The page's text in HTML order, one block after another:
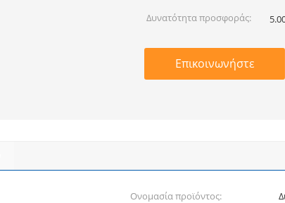
Δυνατότητα προσφοράς:
Επικοινωνήστε
Ονομασία προϊόντος: